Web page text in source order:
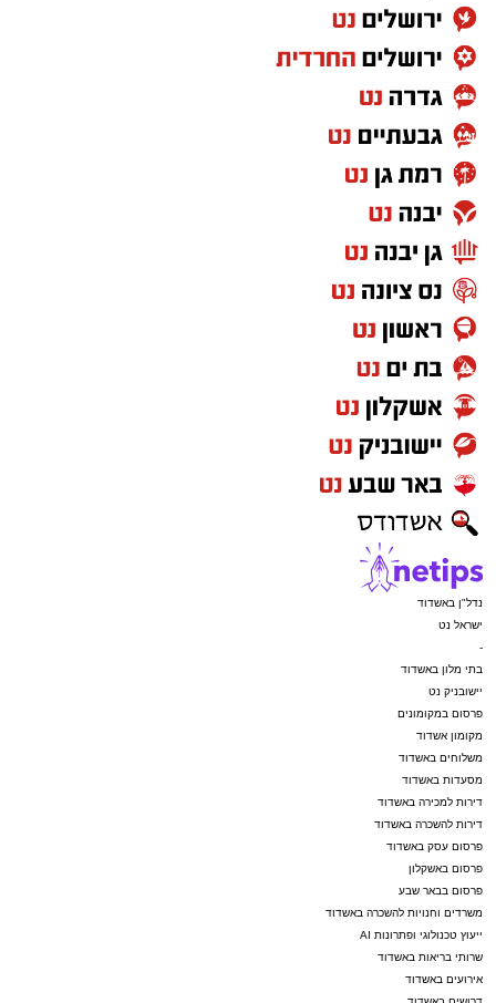
נדל"ן באשדוד
ישראל נט
-
בתי מלון באשדוד
יישובניק נט
פרסום במקומונים
מקומון אשדוד
משלוחים באשדוד
מסעדות באשדוד
דירות למכירה באשדוד
דירות להשכרה באשדוד
פרסום עסק באשדוד
פרסום באשקלון
פרסום בבאר שבע
משרדים וחנויות להשכרה באשדוד
ייעוץ טכנולוגי ופתרונות AI
שרותי בריאות באשדוד
אירועים באשדוד